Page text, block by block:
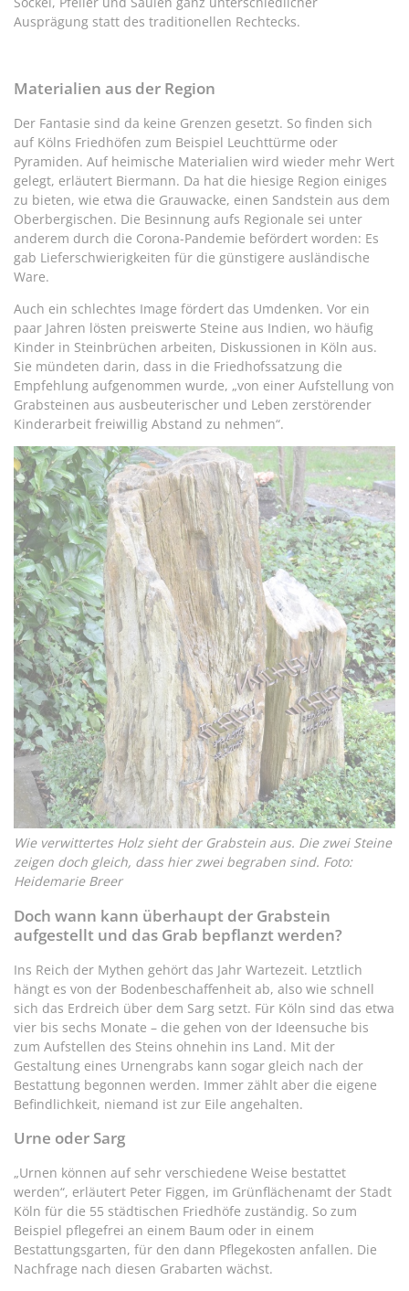
Ausprägung statt des traditionellen Rechtecks.
Materialien aus der Region
Der Fantasie sind da keine Grenzen gesetzt. So finden sich
auf Kölns Friedhöfen zum Beispiel Leuchttürme oder
Pyramiden. Auf heimische Materialien wird wieder mehr Wert
gelegt, erläutert Biermann. Da hat die hiesige Region einiges
zu bieten, wie etwa die Grauwacke, einen Sandstein aus dem
Oberbergischen. Die Besinnung aufs Regionale sei unter
anderem durch die Corona-Pandemie befördert worden: Es
gab Lieferschwierigkeiten für die günstigere ausländische
Ware.
Auch ein schlechtes Image fördert das Umdenken. Vor ein
paar Jahren lösten preiswerte Steine aus Indien, wo häufig
Kinder in Steinbrüchen arbeiten, Diskussionen in Köln aus.
Sie mündeten darin, dass in die Friedhofssatzung die
Empfehlung aufgenommen wurde, „von einer Aufstellung von
Grabsteinen aus ausbeuterischer und Leben zerstörender
Kinderarbeit freiwillig Abstand zu nehmen“.
Wie verwittertes Holz sieht der Grabstein aus. Die zwei Steine
zeigen doch gleich, dass hier zwei begraben sind. Foto:
Heidemarie Breer
Doch wann kann überhaupt der Grabstein
aufgestellt und das Grab bepflanzt werden?
Ins Reich der Mythen gehört das Jahr Wartezeit. Letztlich
hängt es von der Bodenbeschaffenheit ab, also wie schnell
sich das Erdreich über dem Sarg setzt. Für Köln sind das etwa
vier bis sechs Monate – die gehen von der Ideensuche bis
zum Aufstellen des Steins ohnehin ins Land. Mit der
Gestaltung eines Urnengrabs kann sogar gleich nach der
Bestattung begonnen werden. Immer zählt aber die eigene
Befindlichkeit, niemand ist zur Eile angehalten.
Urne oder Sarg
„Urnen können auf sehr verschiedene Weise bestattet
werden“, erläutert Peter Figgen, im Grünflächenamt der Stadt
Köln für die 55 städtischen Friedhöfe zuständig. So zum
Beispiel pflegefrei an einem Baum oder in einem
Bestattungsgarten, für den dann Pflegekosten anfallen. Die
Nachfrage nach diesen Grabarten wächst.